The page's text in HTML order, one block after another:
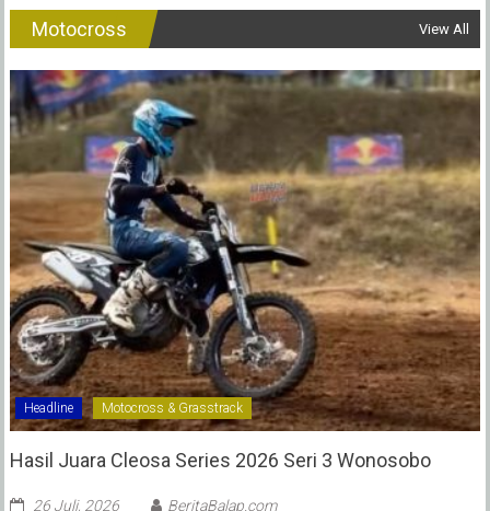
Motocross View All
Headline Motocross & Grasstrack
Hasil Juara Cleosa Series 2026 Seri 3 Wonosobo ‎
26 Juli, 2026 BeritaBalap.com